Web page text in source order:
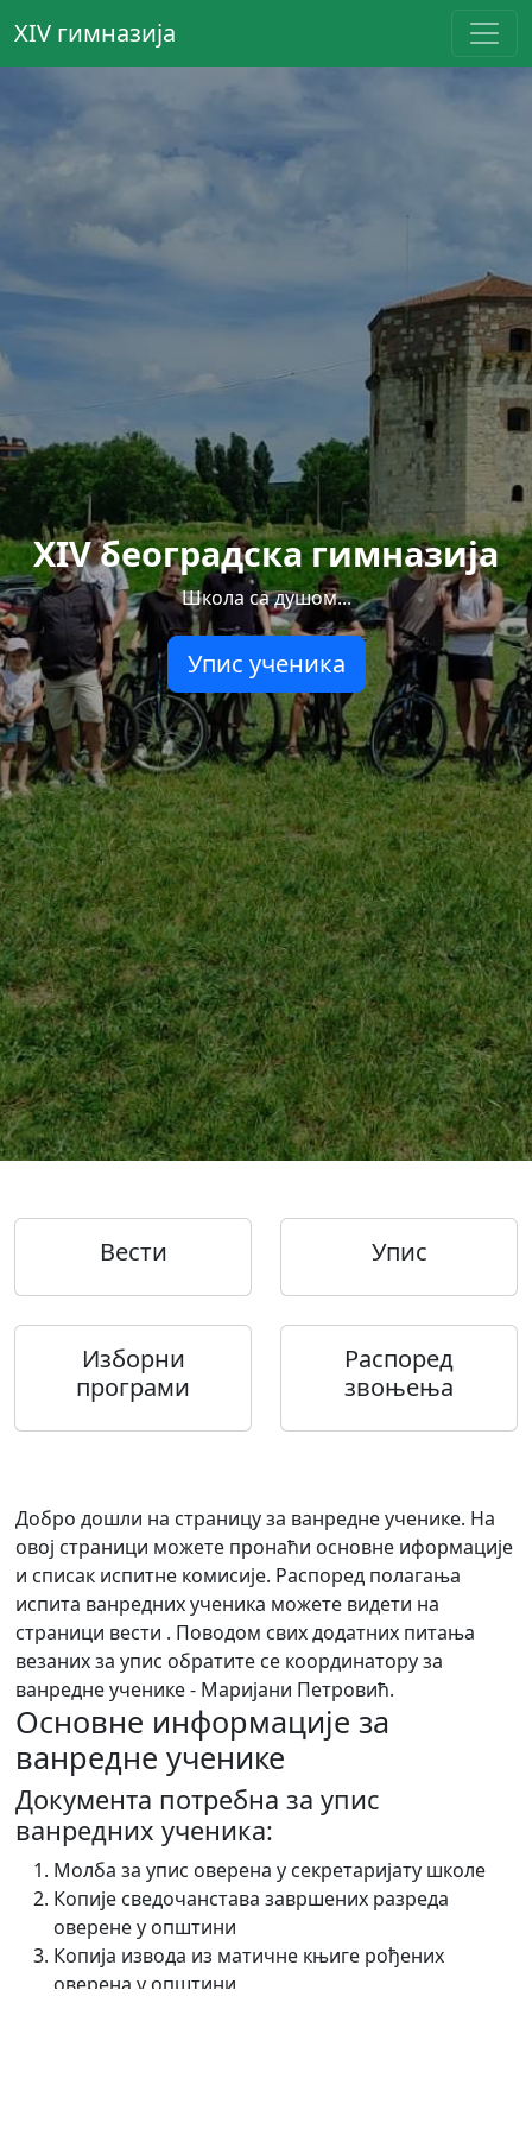
XIV гимназија
XIV београдска гимназија
Школа са душом...
Упис ученика
Вести Упис
Изборни
програми
Распоред
звоњења
Добро дошли на страницу за ванредне ученике. На
овој страници можете пронаћи основне иформације
и списак испитне комисије. Распоред полагања
испита ванредних ученика можете видети на
страници вести . Поводом свих додатних питања
везаних за упис обратите се координатору за
ванредне ученике - Маријани Петровић.
Основне информације за
ванредне ученике
Документа потребна за упис
ванредних ученика:
Молба за упис оверена у секретаријату школе
Копије сведочанстава завршених разреда
оверене у општини
Копија извода из матичне књиге рођених
оверена у општини